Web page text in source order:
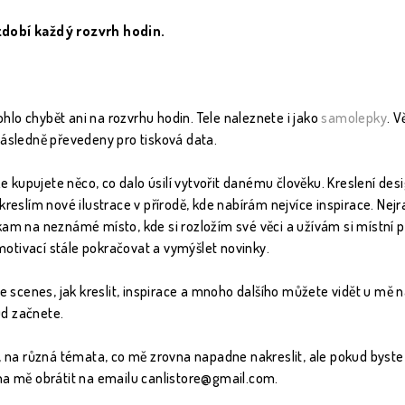
každý rozvrh hodin.
chybět ani na rozvrhu hodin. Tele naleznete i jakosamolepky.
převedeny pro tisková data.
kupujete něco, co dalo úsilí vytvořit danému člověku. Kreslení
nové ilustrace v přírodě, kde nabírám nejvíce inspirace.
na neznámé místo, kde si rozložím své věci a užívám si
stále pokračovat a vymýšlet novinky.
scenes, jak kreslit, inspirace a mnoho dalšího můžete vidět u mě
začnete.
různá témata, co mě zrovna napadne nakreslit, ale pokud
mě obrátit na emailu canlistore@gmail.com.